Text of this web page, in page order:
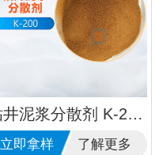
钻井泥浆分散剂 K-200
立即拿样 了解更多